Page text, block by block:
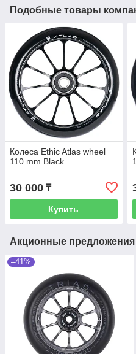
Подобные товары
Колеса Ethic Atlas wheel
110 mm Black
30 000 ₸
Купить
Акционные предложения
–41%